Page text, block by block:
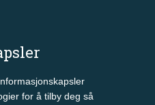
for å tilby deg så